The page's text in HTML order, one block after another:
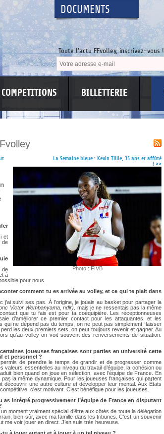
DOCUMENTS
Toute l'actu FFvolley, inscrivez-vous !
COMPETITIONS BILLETTERIE
CORONAVIRUS
UTILES
SANITAIRE
COVID-19
La Semaine bleue : Kevin Tillie, 35 ans et affûté
! >>
Photo : FIVB
et
de
de
à
pour nous.
comment tu es arrivée au volley, et ce qui te plait dans
suivi ses pas. À l’origine, je jouais au basket pour partager la
Victor Wembanyama, ndlr),
mais je ne ressentais pas la même
que tu fais est pour ta coéquipière. Les réceptionneuses
d’améliorer ce premier contact pour les attaquantes, et les
ne dépend pas du temps, on ne peut pas simplement “laisser
les deux premiers sets, on peut toujours revenir et gagner. Au
qu’au volley on voit souvent des renversements de situation.
joueuses françaises sont parties en université cette
et personnel ?
de prendre le temps de grandir et de progresser comme
essentielles au niveau du travail d’équipe, la cohésion ou
bien quand on joue en sélection, avec l’équipe de France. En
la même dynamique. Pour les joueuses françaises qui partent
découvrir une autre culture et développer leur mental. Aux États
c'est motivant. C’est bénéfique pour les joueuses.
intégré progressivement l’équipe de France en disputant
moment vraiment spécial d’être aux côtés de toute la délégation
bien sûr, avec ma famille dans les tribunes. C’est un souvenir
me voir jouer en direct. J’en suis très heureuse.